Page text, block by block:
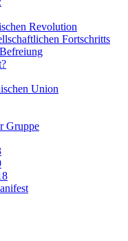
Revolution
Fortschritts
Union
Gruppe